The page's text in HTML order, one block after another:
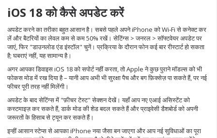
iOS 18 को कैसे अपडेट करें
अपडेट करने का तरीका बहुत आसान है। सबसे पहले अपने iPhone को Wi‑Fi से कनेक्ट कर
लें और बैटरियों का लेवल कम से कम 50% रखें। सेटिंग्स > जनरल > सॉफ्टवेयर अपडेट पर
जाएं, फिर "डाउनलोड एंड इंस्टॉल" चुनें। प्रक्रिया के दौरान फोन कई बार रीस्टार्ट हो सकता
है; घबराएं नहीं, यह सामान्य है।
अगर आपका डिवाइस iOS 18 को सपोर्ट नहीं करता, तो Apple ने कुछ पुराने मॉडल्स को भी
फोकस मोड में रख दिया है – यानी आप अभी भी सुरक्षा पैच और बग फ़िक्सेज़ पा सकते हैं, पर नई
फीचर पूरी तरह नहीं मिलेंगी।
अपडेट के बाद सेटिंग्स में "फ़ीचर टेस्ट" सेक्शन देखें। यहाँ आप नए एआई असिस्टेंट को
कस्टमाइज़ कर सकते हैं, डार्क मोड की शेड बदल सकते हैं और प्राइवेसी डैशबोर्ड को अपनी
जरूरतों के हिसाब से ट्यून कर सकते हैं।
इन्हीं आसान स्टेप्स से आपका iPhone नया जैसा बन जाएगा और आप नई सुविधाओं का पूरा